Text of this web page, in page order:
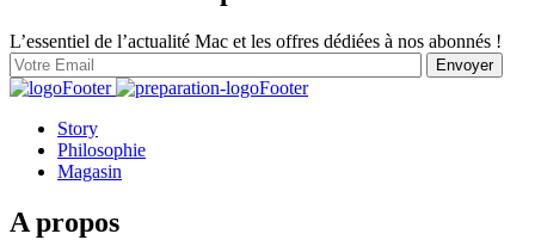
L’essentiel de l’actualité Mac et les offres dédiées à nos abonnés !
Story
Philosophie
Magasin
A propos